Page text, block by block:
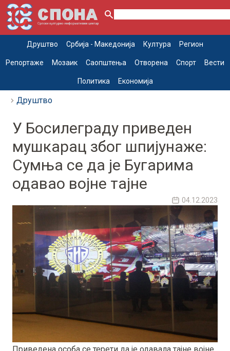
Друштво Србија - Македонија Култура Регион
Репортаже Мозаик Саопштења Отворена Спорт Вести
Политика Економија
Друштво
У Босилеграду приведен
мушкарац због шпијунаже:
Сумња се да је Бугарима
одавао војне тајне
04.12.2023